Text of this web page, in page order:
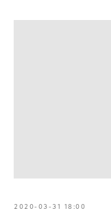
2020-03-31 18:00